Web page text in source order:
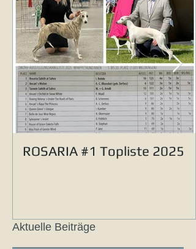
ROSARIA #1 Topliste 2025
Aktuelle Beiträge